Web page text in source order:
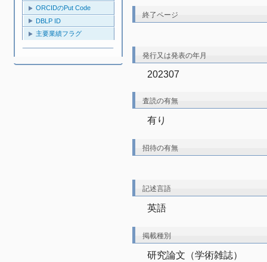
ORCIDのPut Code
DBLP ID
主要業績フラグ
終了ページ
発行又は発表の年月
202307
査読の有無
有り
招待の有無
記述言語
英語
掲載種別
研究論文（学術雑誌）